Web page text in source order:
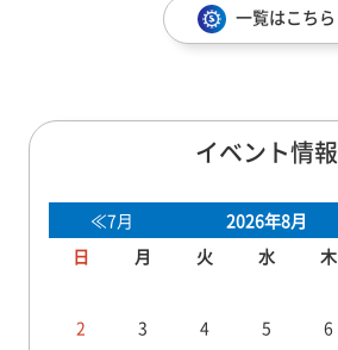
一覧はこちら
イベント情報
≪7月 2026年8月
日
月 火 水 木
2
3 4 5 6